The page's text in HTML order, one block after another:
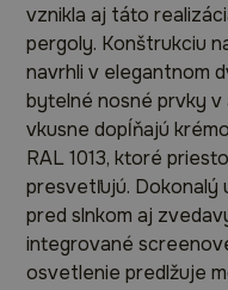
vznikla aj táto
pergoly. Konštrukciu
navrhli v elegantnom
bytelné nosné prvky
vkusne dopĺňajú
RAL 1013, ktoré
presvetľujú. Dokonalý
pred slnkom aj
integrované
osvetlenie predlžuje